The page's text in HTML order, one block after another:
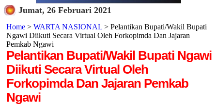
Jumat, 26 Februari 2021
Home> WARTA NASIONAL> Pelantikan Bupati/Wakil Bupati
Ngawi Diikuti Secara Virtual Oleh Forkopimda Dan Jajaran
Pemkab Ngawi
Pelantikan Bupati/Wakil Bupati Ngawi
Diikuti Secara Virtual Oleh
Forkopimda Dan Jajaran Pemkab
Ngawi